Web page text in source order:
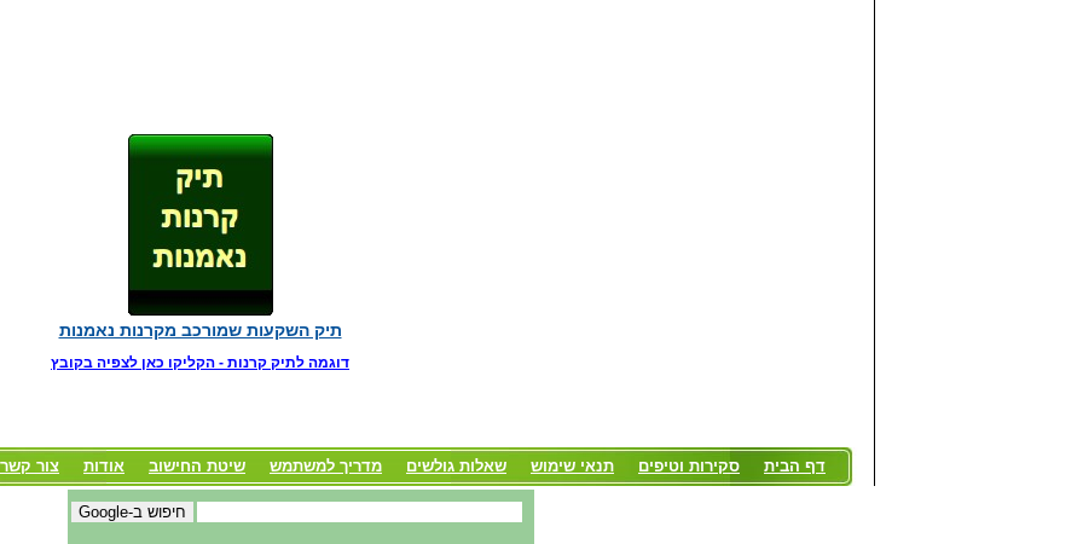
תיק השקעות שמורכב מקרנות נאמנות
דוגמה לתיק קרנות - הקליקו כאן לצפיה בקובץ
דף הבית סקירות וטיפים תנאי שימוש שאלות גולשים מדריך למשתמש שיטת החישוב אודות צור קשר